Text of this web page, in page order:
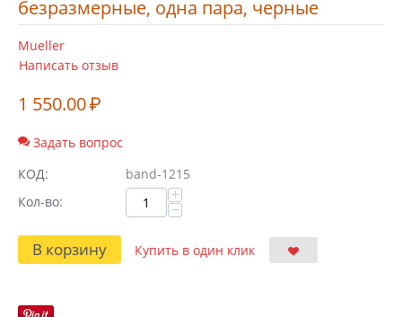
безразмерные, одна пара, черные
Mueller
Написать отзыв
1 550.00₽
Задать вопрос
КОД:
band-1215
Кол-во:
+
−
В корзину Купить в один клик